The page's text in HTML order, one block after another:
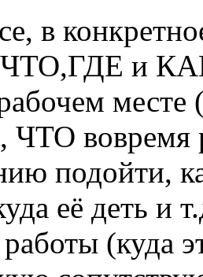
в
и КАК
месте
вовремя
подойти,
её деть и
(куда